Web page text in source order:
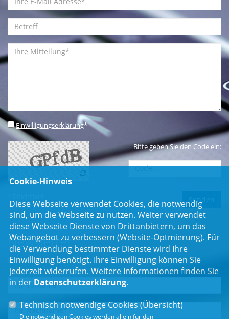
Einwilligungserklärung*
Bitte geben Sie den Code ein:
Newsletter
Erhalten Sie Neuigkeiten aus dem Landtag und der Region.
Cookie-Hinweis
Diese Webseite verwendet Cookies, die notwendig
sind, um die Webseite zu nutzen. Weiter verwendet
diese Webseite Dienste von Drittanbietern, um das
Webangebot zu verbessern (Website-Optmierung). Für
die Verwendung bestimmter Dienste wird Ihre
Einwilligung benötigt. Ihre Einwilligung können Sie
jederzeit widerrufen. Weitere Informationen finden Sie
in der Datenschutzerklärung.
Technisch notwendige Cookies (Übersicht)
Die notwendigen Cookies werden allein für den